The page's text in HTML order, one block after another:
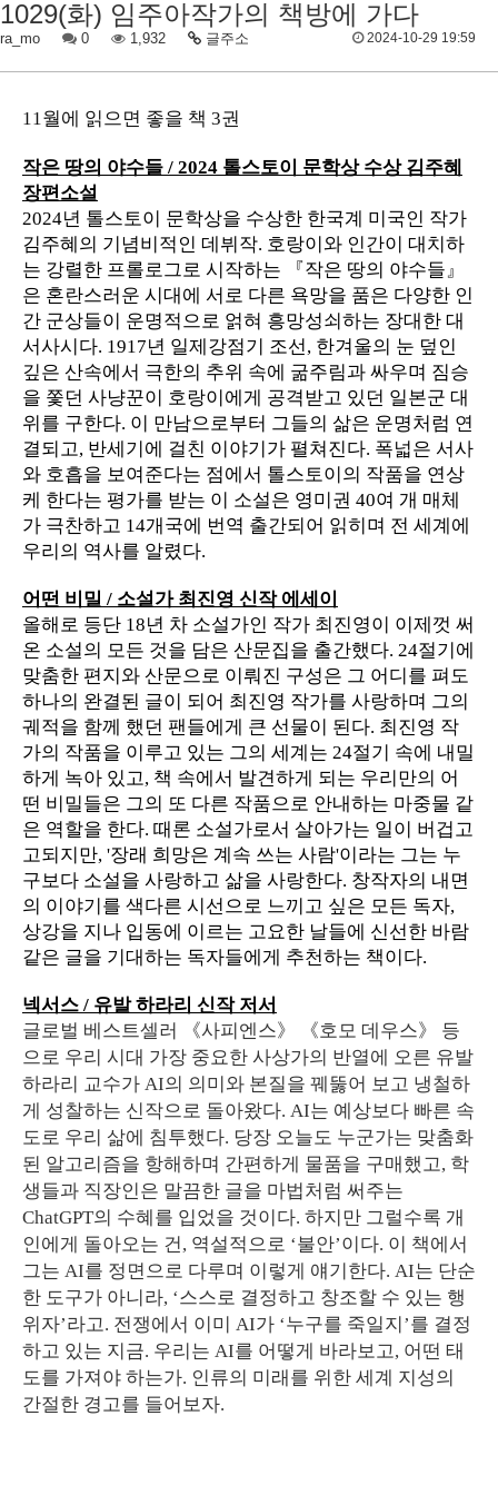
1029(화) 임주아작가의 책방에 가다
ra_mo 0 1,932 글주소 2024-10-29 19:59
11월에 읽으면 좋을 책 3권
작은 땅의 야수들 / 2024 톨스토이 문학상 수상 김주혜
장편소설
2024년 톨스토이 문학상을 수상한 한국계 미국인 작가
김주혜의 기념비적인 데뷔작. 호랑이와 인간이 대치하
는 강렬한 프롤로그로 시작하는 『작은 땅의 야수들』
은 혼란스러운 시대에 서로 다른 욕망을 품은 다양한 인
간 군상들이 운명적으로 얽혀 흥망성쇠하는 장대한 대
서사시다. 1917년 일제강점기 조선, 한겨울의 눈 덮인
깊은 산속에서 극한의 추위 속에 굶주림과 싸우며 짐승
을 쫓던 사냥꾼이 호랑이에게 공격받고 있던 일본군 대
위를 구한다. 이 만남으로부터 그들의 삶은 운명처럼 연
결되고, 반세기에 걸친 이야기가 펼쳐진다. 폭넓은 서사
와 호흡을 보여준다는 점에서 톨스토이의 작품을 연상
케 한다는 평가를 받는 이 소설은 영미권 40여 개 매체
가 극찬하고 14개국에 번역 출간되어 읽히며 전 세계에
우리의 역사를 알렸다.
어떤 비밀 / 소설가 최진영 신작 에세이
올해로 등단 18년 차 소설가인 작가 최진영이 이제껏 써
온 소설의 모든 것을 담은 산문집을 출간했다. 24절기에
맞춤한 편지와 산문으로 이뤄진 구성은 그 어디를 펴도
하나의 완결된 글이 되어 최진영 작가를 사랑하며 그의
궤적을 함께 했던 팬들에게 큰 선물이 된다. 최진영 작
가의 작품을 이루고 있는 그의 세계는 24절기 속에 내밀
하게 녹아 있고, 책 속에서 발견하게 되는 우리만의 어
떤 비밀들은 그의 또 다른 작품으로 안내하는 마중물 같
은 역할을 한다. 때론 소설가로서 살아가는 일이 버겁고
고되지만, '장래 희망은 계속 쓰는 사람'이라는 그는 누
구보다 소설을 사랑하고 삶을 사랑한다. 창작자의 내면
의 이야기를 색다른 시선으로 느끼고 싶은 모든 독자,
상강을 지나 입동에 이르는 고요한 날들에 신선한 바람
같은 글을 기대하는 독자들에게 추천하는 책이다.
넥서스 / 유발 하라리 신작 저서
글로벌 베스트셀러 《사피엔스》 《호모 데우스》 등
으로 우리 시대 가장 중요한 사상가의 반열에 오른 유발
하라리 교수가 AI의 의미와 본질을 꿰뚫어 보고 냉철하
게 성찰하는 신작으로 돌아왔다. AI는 예상보다 빠른 속
도로 우리 삶에 침투했다. 당장 오늘도 누군가는 맞춤화
된 알고리즘을 항해하며 간편하게 물품을 구매했고, 학
생들과 직장인은 말끔한 글을 마법처럼 써주는
ChatGPT의 수혜를 입었을 것이다. 하지만 그럴수록 개
인에게 돌아오는 건, 역설적으로 ‘불안’이다. 이 책에서
그는 AI를 정면으로 다루며 이렇게 얘기한다. AI는 단순
한 도구가 아니라, ‘스스로 결정하고 창조할 수 있는 행
위자’라고. 전쟁에서 이미 AI가 ‘누구를 죽일지’를 결정
하고 있는 지금. 우리는 AI를 어떻게 바라보고, 어떤 태
도를 가져야 하는가. 인류의 미래를 위한 세계 지성의
간절한 경고를 들어보자.